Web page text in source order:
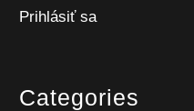
Prihlásiť sa
Categories